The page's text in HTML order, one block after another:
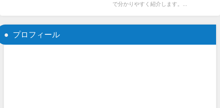
で分かりやすく紹介します。...
プロフィール